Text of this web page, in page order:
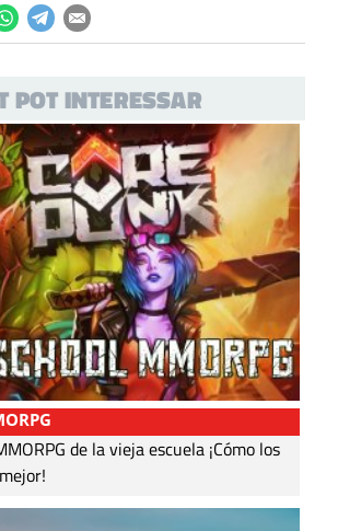
POT INTERESSAR
de la vieja escuela ¡Cómo los